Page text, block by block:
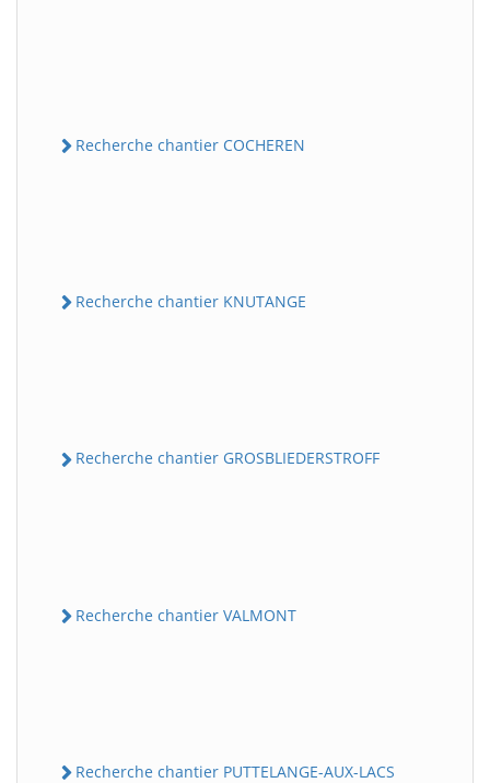
Recherche chantier COCHEREN
Recherche chantier KNUTANGE
Recherche chantier GROSBLIEDERSTROFF
Recherche chantier VALMONT
Recherche chantier PUTTELANGE-AUX-LACS